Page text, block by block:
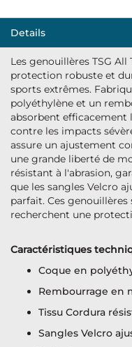
Details
Les genouillères TSG
protection robuste et
sports extrêmes.
polyéthylène et un
absorbent efficacement
contre les impacts
assure un ajustement
une grande liberté de
résistant à l'abrasion,
que les sangles Velcro
parfait. Ces
recherchent une
Caractéristiques
Coque en
Rembourrage en
Tissu Cordura
Sangles Velcro